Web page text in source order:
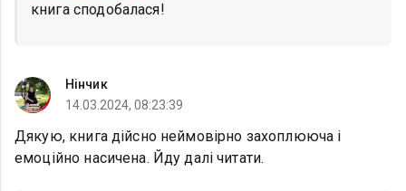
книга сподобалася!
Нінчик
14.03.2024, 08:23:39
Дякую, книга дійсно неймовірно захоплююча і
емоційно насичена. Йду далі читати.